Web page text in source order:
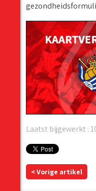
Laatst bijgewerkt :
< Vorige artikel